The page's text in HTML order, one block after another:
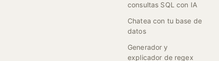
consultas SQL con IA
Chatea con tu base de
datos
Generador y
explicador de regex